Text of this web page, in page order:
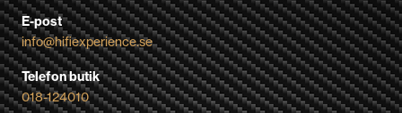
E-post
info@hifiexperience.se
Telefon butik
018-124010